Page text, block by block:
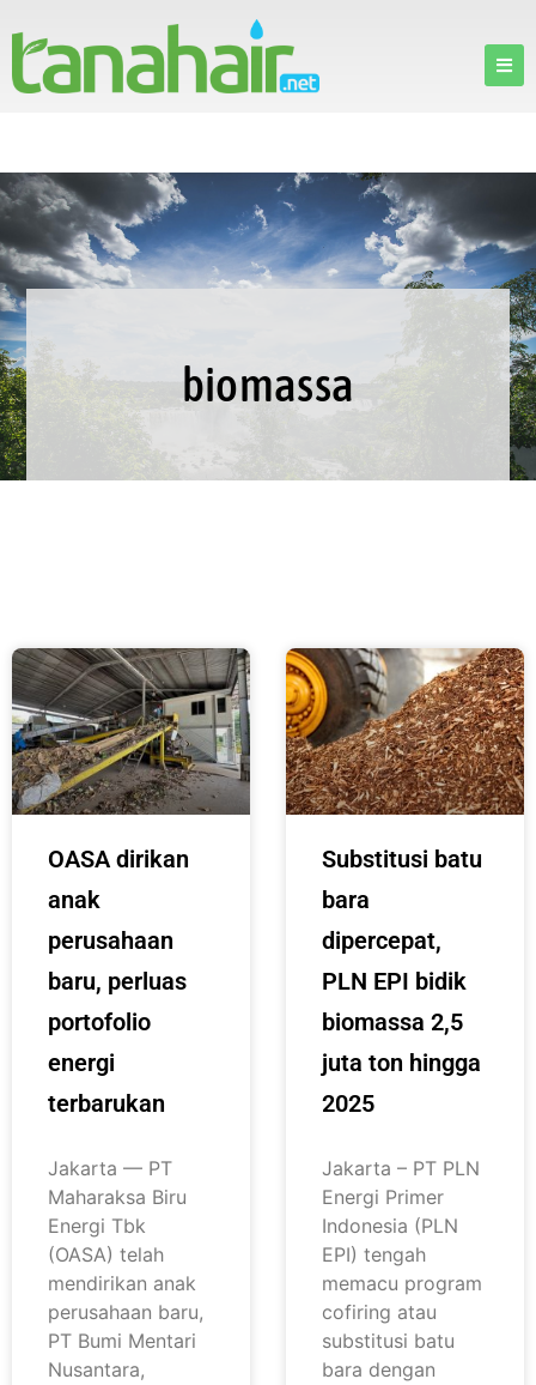
biomassa
OASA dirikan
anak
perusahaan
baru, perluas
portofolio
energi
terbarukan
Jakarta — PT
Maharaksa Biru
Energi Tbk
(OASA) telah
mendirikan anak
perusahaan baru,
PT Bumi Mentari
Nusantara,
Substitusi batu
bara
dipercepat,
PLN EPI bidik
biomassa 2,5
juta ton hingga
2025
Jakarta – PT PLN
Energi Primer
Indonesia (PLN
EPI) tengah
memacu program
cofiring atau
substitusi batu
bara dengan